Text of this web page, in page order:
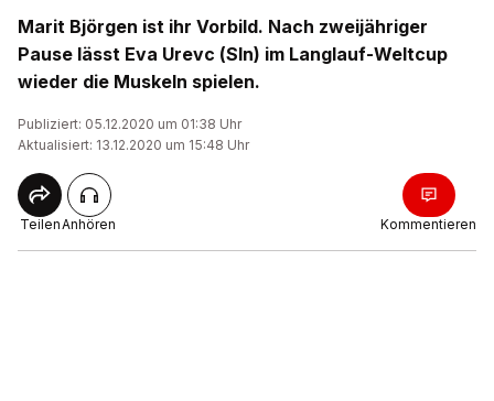
Marit Björgen ist ihr Vorbild. Nach zweijähriger
Pause lässt Eva Urevc (Sln) im Langlauf-Weltcup
wieder die Muskeln spielen.
Publiziert: 05.12.2020 um 01:38 Uhr
Aktualisiert: 13.12.2020 um 15:48 Uhr
TeilenAnhören Kommentieren